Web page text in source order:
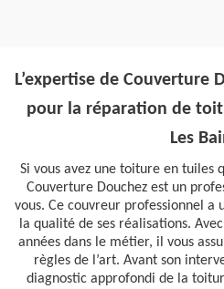
L’expertise de Couverture
pour la réparation de
Les
Si vous avez une toiture en tuiles
Couverture Douchez est un
vous. Ce couvreur professionnel a
la qualité de ses réalisations.
années dans le métier, il vous
règles de l’art. Avant son
diagnostic approfondi de la